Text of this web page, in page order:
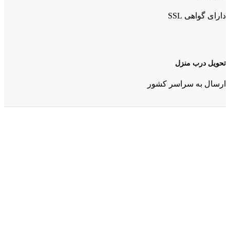
دارای گواهی SSL
تحویل درب منزل
ارسال به سراسر کشور